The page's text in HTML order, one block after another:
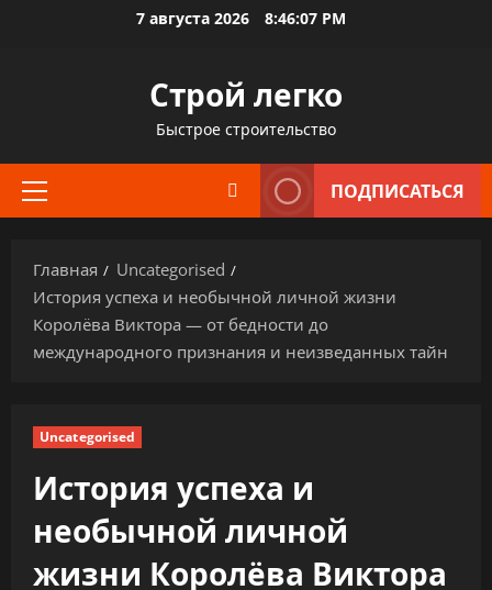
7 августа 2026 8:46:08 PM
Строй легко
Быстрое строительство
Основное
ПОДПИСАТЬСЯ
Главная
Uncategorised
История успеха и необычной личной жизни
Королёва Виктора — от бедности до
международного признания и неизведанных тайн
Uncategorised
История успеха и
необычной личной
жизни Королёва Виктора